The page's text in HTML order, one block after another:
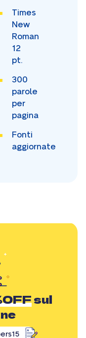
Times
New
Roman
12
pt.
300
parole
per
pagina
Fonti
aggiornate
sul